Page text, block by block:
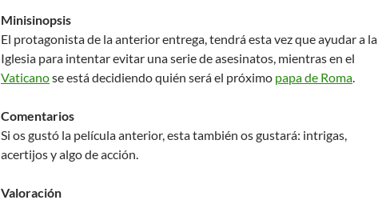
Minisinopsis
El protagonista de la anterior entrega, tendrá esta vez que ayudar a la
Iglesia para intentar evitar una serie de asesinatos, mientras en el
Vaticanose está decidiendo quién será el próximo papa de Roma.
Comentarios
Si os gustó la película anterior, esta también os gustará: intrigas,
acertijos y algo de acción.
Valoración